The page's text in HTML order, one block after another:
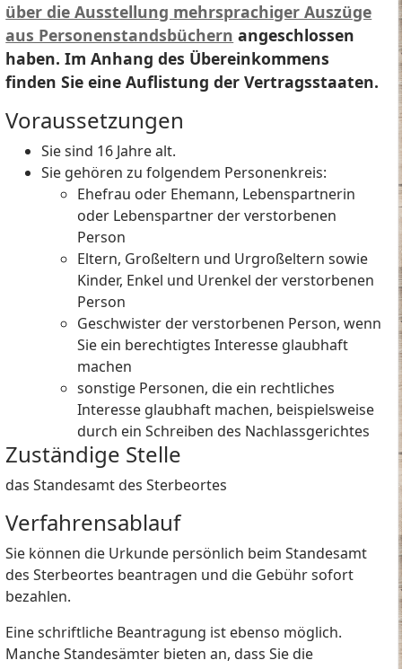
über die Ausstellung mehrsprachiger Auszüge
aus Personenstandsbüchern angeschlossen
haben. Im Anhang des Übereinkommens
finden Sie eine Auflistung der Vertragsstaaten.
Voraussetzungen
Sie sind 16 Jahre alt.
Sie gehören zu folgendem Personenkreis:
Ehefrau oder Ehemann, Lebenspartnerin
oder Lebenspartner der verstorbenen
Person
Eltern, Großeltern und Urgroßeltern sowie
Kinder, Enkel und Urenkel der verstorbenen
Person
Geschwister der verstorbenen Person, wenn
Sie ein berechtigtes Interesse glaubhaft
machen
sonstige Personen, die ein rechtliches
Interesse glaubhaft machen, beispielsweise
durch ein Schreiben des Nachlassgerichtes
Zuständige Stelle
das Standesamt des Sterbeortes
Verfahrensablauf
Sie können die Urkunde persönlich beim Standesamt
des Sterbeortes beantragen und die Gebühr sofort
bezahlen.
Eine schriftliche Beantragung ist ebenso möglich.
Manche Standesämter bieten an, dass Sie die